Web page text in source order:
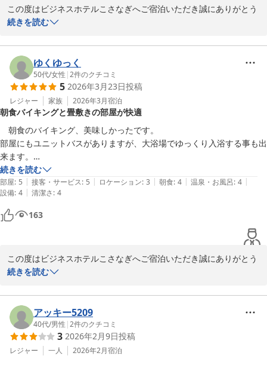
この度はビジネスホテルこさなぎへご宿泊いただき誠にありがとう
ございました。
とても嬉しい点数と口コミを投稿いただき、スタッフ一同
今後の励みにもなります。
又、豊田市へお越しの際はビジネスホテルこさなぎへお越しくださ
いませ。
心よりお越しをお待ちしております。
ビジネスホテルこさなぎ
ビジネスホテル こさなぎ
2026-06-30
続きを読む
ゆくゆっく
50代/女性 |2件のクチコミ
5 2026年3月23日投稿
レジャー 家族 2026年3月宿泊
朝食バイキングと畳敷きの部屋が快適
朝食のバイキング、美味しかったです。
部屋にもユニットバスがありますが、大浴場でゆっくり入浴する事も出
来ます。
畳敷の部屋には荷物を置ける板敷きのスペースがあり、部屋が広く感じ
られました。
続きを読む
部屋: 5 | 接客・サービス: 5 | ロケーション: 3 | 朝食: 4 | 温泉・お風呂: 4 |
設備: 4 | 清潔さ: 4
163
この度はビジネスホテルこさなぎへご宿泊いただき誠にありがとう
ございます。
大浴場や朝食など快適にお過ごしいただけたようでスタッフ一同と
ても嬉しく思っております。
また豊田市へお越しの際はビジネスホテルこさなぎへご宿泊くださ
いませ。
続きを読む
アッキー5209
40代/男性 |2件のクチコミ
3 2026年2月9日投稿
レジャー 一人 2026年2月宿泊